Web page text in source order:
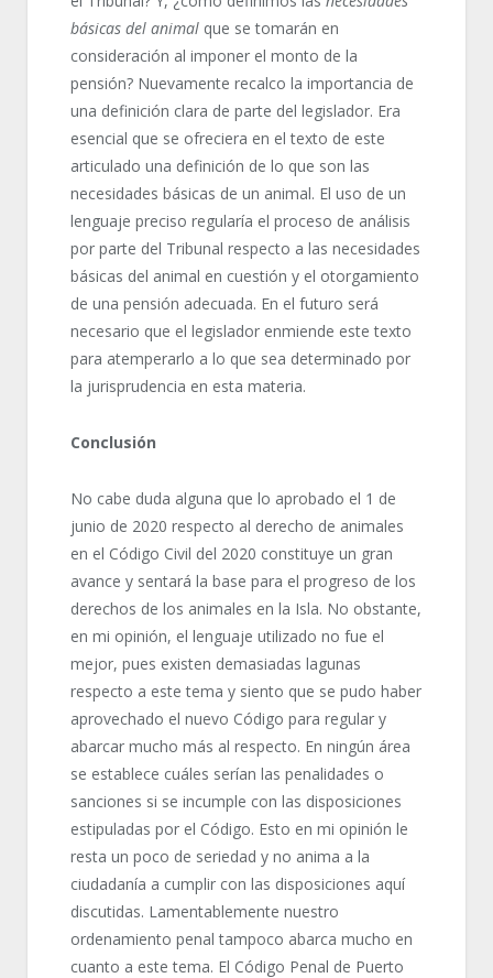
básicas del animalque se tomarán en
consideración al imponer el monto de la
pensión? Nuevamente recalco la importancia de
una definición clara de parte del legislador. Era
esencial que se ofreciera en el texto de este
articulado una definición de lo que son las
necesidades básicas de un animal. El uso de un
lenguaje preciso regularía el proceso de análisis
por parte del Tribunal respecto a las necesidades
básicas del animal en cuestión y el otorgamiento
de una pensión adecuada. En el futuro será
necesario que el legislador enmiende este texto
para atemperarlo a lo que sea determinado por
la jurisprudencia en esta materia.
Conclusión
No cabe duda alguna que lo aprobado el 1 de
junio de 2020 respecto al derecho de animales
en el Código Civil del 2020 constituye un gran
avance y sentará la base para el progreso de los
derechos de los animales en la Isla. No obstante,
en mi opinión, el lenguaje utilizado no fue el
mejor, pues existen demasiadas lagunas
respecto a este tema y siento que se pudo haber
aprovechado el nuevo Código para regular y
abarcar mucho más al respecto. En ningún área
se establece cuáles serían las penalidades o
sanciones si se incumple con las disposiciones
estipuladas por el Código. Esto en mi opinión le
resta un poco de seriedad y no anima a la
ciudadanía a cumplir con las disposiciones aquí
discutidas. Lamentablemente nuestro
ordenamiento penal tampoco abarca mucho en
cuanto a este tema. El Código Penal de Puerto